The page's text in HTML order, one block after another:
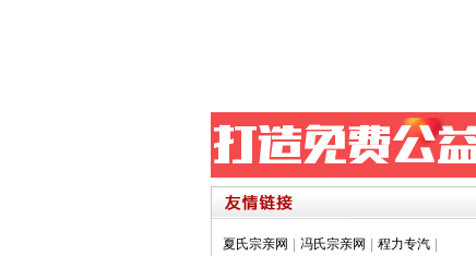
夏氏宗亲网 冯氏宗亲网 程力专汽